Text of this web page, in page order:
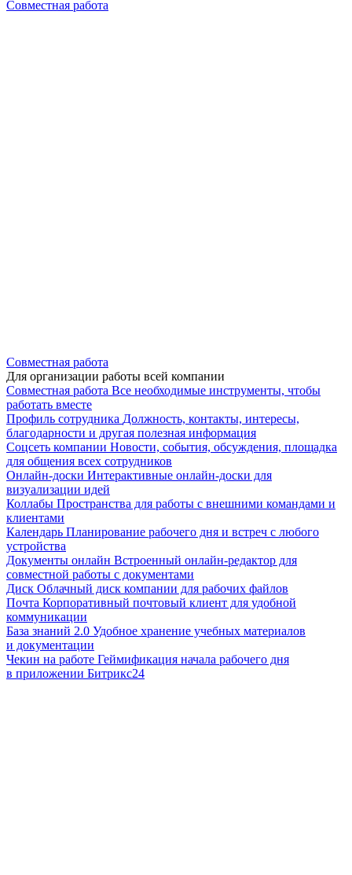
Совместная работа
Совместная работа
Для организации работы всей компании
Совместная работа Все необходимые инструменты, чтобы
работать вместе
Профиль сотрудника Должность, контакты, интересы,
благодарности и другая полезная информация
Соцсеть компании Новости, события, обсуждения, площадка
для общения всех сотрудников
Онлайн-доски Интерактивные онлайн-доски для
визуализации идей
Коллабы Пространства для работы с внешними командами и
клиентами
Календарь Планирование рабочего дня и встреч с любого
устройства
Документы онлайн Встроенный онлайн-редактор для
совместной работы с документами
Диск Облачный диск компании для рабочих файлов
Почта Корпоративный почтовый клиент для удобной
коммуникации
База знаний 2.0 Удобное хранение учебных материалов
и документации
Чекин на работе Геймификация начала рабочего дня
в приложении Битрикс24